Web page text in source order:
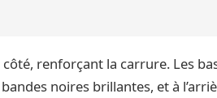
renforçant la carrure. Les
noires brillantes, et à